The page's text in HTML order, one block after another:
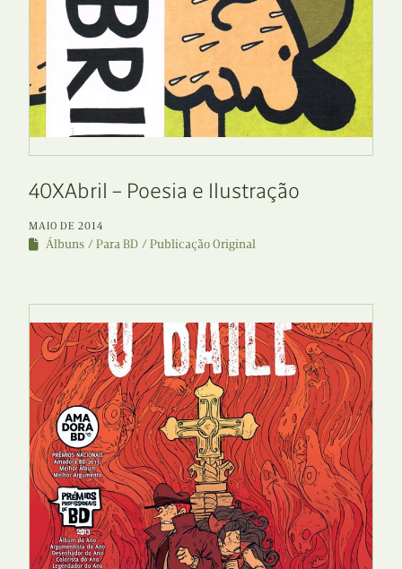
40XAbril – Poesia e Ilustração
MAIO DE 2014
Álbuns Para BD Publicação Original